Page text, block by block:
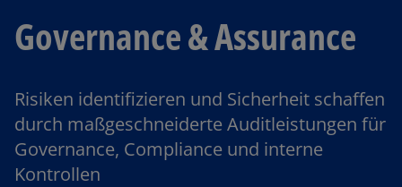
Governance & Assurance
Risiken identifizieren und Sicherheit schaffen
durch maßgeschneiderte Auditleistungen für
Governance, Compliance und interne
Kontrollen